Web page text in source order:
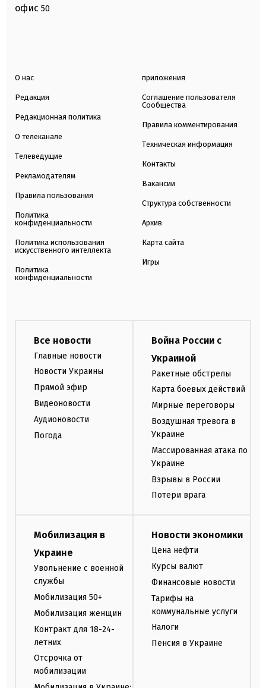
офис 50
О нас
Редакция
Редакционная политика
О телеканале
Телеведущие
Рекламодателям
Правила пользования
Политика
конфиденциальности
Политика использования
искусственного интеллекта
Политика
конфиденциальности
приложения
Соглашение пользователя
Сообщества
Правила комментирования
Техническая информация
Контакты
Вакансии
Структура собственности
Архив
Карта сайта
Игры
Все новости
Главные новости
Новости Украины
Прямой эфир
Видеоновости
Аудионовости
Погода
Война России с
Украиной
Ракетные обстрелы
Карта боевых действий
Мирные переговоры
Воздушная тревога в
Украине
Массированная атака по
Украине
Взрывы в России
Потери врага
Мобилизация в
Украине
Увольнение с военной
службы
Мобилизация 50+
Мобилизация женщин
Контракт для 18-24-
летних
Отсрочка от
мобилизации
Новости экономики
Цена нефти
Курсы валют
Финансовые новости
Тарифы на
коммунальные услуги
Налоги
Пенсия в Украине